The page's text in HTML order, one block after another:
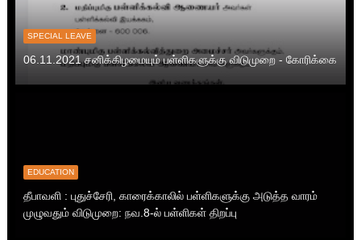
SPECIAL LEAVE
06.11.2021 சனிக்கிழமையும் பள்ளிகளுக்கு விடுமுறை - கோரிக்கை
EDUCATION
தீபாவளி : புதுச்சேரி, காரைக்காலில் பள்ளிகளுக்கு அடுத்த வாரம்
முழுவதும் விடுமுறை: நவ.8-ல் பள்ளிகள் திறப்பு